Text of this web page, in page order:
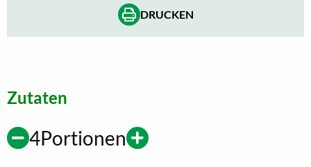
DRUCKEN
Zutaten
4Portionen